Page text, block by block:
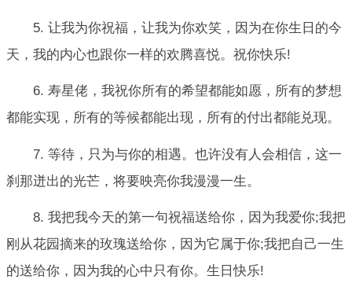
5. 让我为你祝福，让我为你欢笑，因为在你生日的今
天，我的内心也跟你一样的欢腾喜悦。祝你快乐!
6. 寿星佬，我祝你所有的希望都能如愿，所有的梦想
都能实现，所有的等候都能出现，所有的付出都能兑现。
7. 等待，只为与你的相遇。也许没有人会相信，这一
刹那迸出的光芒，将要映亮你我漫漫一生。
8. 我把我今天的第一句祝福送给你，因为我爱你;我把
刚从花园摘来的玫瑰送给你，因为它属于你;我把自己一生
的送给你，因为我的心中只有你。生日快乐!